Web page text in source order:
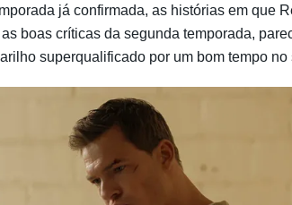
já confirmada, as histórias em que
boas críticas da segunda temporada,
superqualificado por um bom tempo no